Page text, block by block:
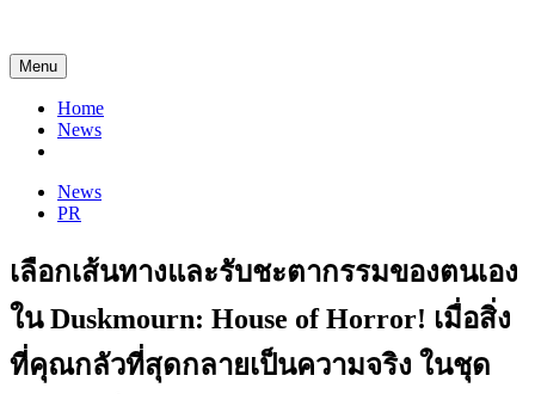
Menu
Home
News
News
PR
เลือกเส้นทางและรับชะตากรรมของตนเอง
ใน Duskmourn: House of Horror! เมื่อสิ่ง
ที่คุณกลัวที่สุดกลายเป็นความจริง ในชุด